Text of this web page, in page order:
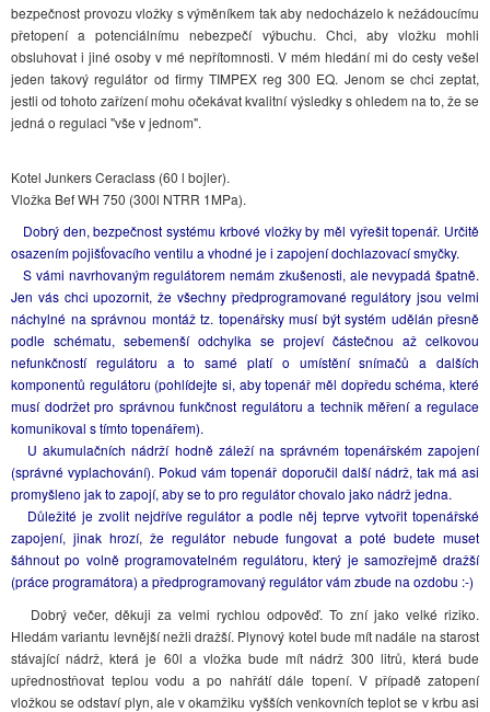
bezpečnost provozu vložky s výměníkem tak aby nedocházelo k nežádoucímu
přetopení a potenciálnímu nebezpečí výbuchu. Chci, aby vložku mohli
obsluhovat i jiné osoby v mé nepřítomnosti. V mém hledání mi do cesty vešel
jeden takový regulátor od firmy TIMPEX reg 300 EQ. Jenom se chci zeptat,
jestli od tohoto zařízení mohu očekávat kvalitní výsledky s ohledem na to, že se
jedná o regulaci "vše v jednom".
Kotel Junkers Ceraclass (60 l bojler).
Vložka Bef WH 750 (300l NTRR 1MPa).
Dobrý den, bezpečnost systému krbové vložky by měl vyřešit topenář. Určitě
osazením pojišťovacího ventilu a vhodné je i zapojení dochlazovací smyčky.
S vámi navrhovaným regulátorem nemám zkušenosti, ale nevypadá špatně.
Jen vás chci upozornit, že všechny předprogramované regulátory jsou velmi
náchylné na správnou montáž tz. topenářsky musí být systém udělán přesně
podle schématu, sebemenší odchylka se projeví částečnou až celkovou
nefunkčností regulátoru a to samé platí o umístění snímačů a dalších
komponentů regulátoru (pohlídejte si, aby topenář měl dopředu schéma, které
musí dodržet pro správnou funkčnost regulátoru a technik měření a regulace
komunikoval s tímto topenářem).
U akumulačních nádrží hodně záleží na správném topenářském zapojení
(správné vyplachování). Pokud vám topenář doporučil další nádrž, tak má asi
promyšleno jak to zapojí, aby se to pro regulátor chovalo jako nádrž jedna.
Důležité je zvolit nejdříve regulátor a podle něj teprve vytvořit topenářské
zapojení, jinak hrozí, že regulátor nebude fungovat a poté budete muset
šáhnout po volně programovatelném regulátoru, který je samozřejmě dražší
(práce programátora) a předprogramovaný regulátor vám zbude na ozdobu :-)
Dobrý večer, děkuji za velmi rychlou odpověď. To zní jako velké riziko.
Hledám variantu levnější nežli dražší. Plynový kotel bude mít nadále na starost
stávající nádrž, která je 60l a vložka bude mít nádrž 300 litrů, která bude
upřednostňovat teplou vodu a po nahřátí dále topení. V případě zatopení
vložkou se odstaví plyn, ale v okamžiku vyšších venkovních teplot se v krbu asi